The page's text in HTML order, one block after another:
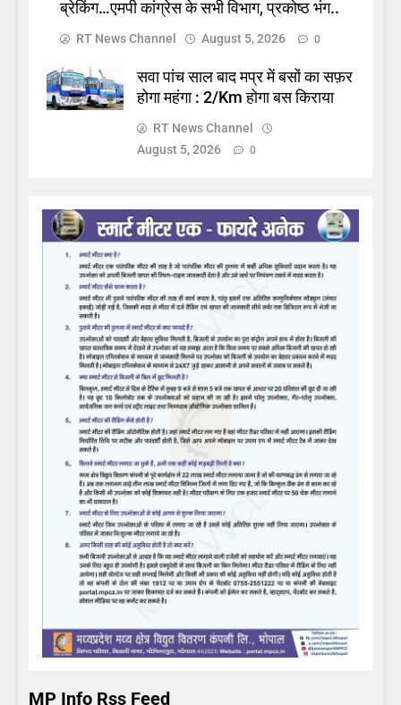
ब्रेकिंग…एमपी कांग्रेस के सभी विभाग, प्रकोष्ठ भंग..
RT News Channel August 5, 2026 0
सवा पांच साल बाद मप्र में बसों का सफ़र
होगा महंगा : 2/Km होगा बस किराया
RT News Channel
August 5, 2026
0
MP Info Rss Feed